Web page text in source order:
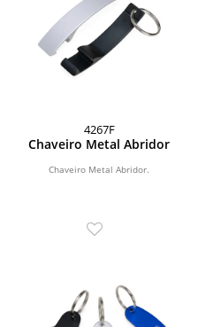
4267F
Chaveiro Metal Abridor
Chaveiro Metal Abridor.